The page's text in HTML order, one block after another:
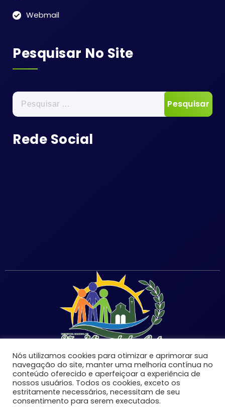
Webmail
Pesquisar No Site
Pesquisar
por:
Rede Social
©Copyright 2026 | Prefeitura Municipal de São Miguel
do Anta-MG | Todos os direitos reservados.
Nós utilizamos cookies para otimizar e aprimorar sua
navegação do site, manter uma melhoria contínua no
conteúdo oferecido e aperfeiçoar a experiência de
nossos usuários. Todos os cookies, exceto os
estritamente necessários, necessitam de seu
consentimento para serem executados.